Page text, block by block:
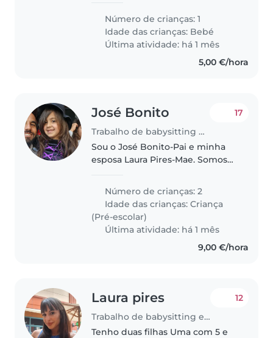
por turnos e os dias em que
trabalho à noite. Precisamos
muito de ajuda.
Número de crianças: 1
Idade das crianças: Bebé
Última atividade: há 1 mês
5,00 €/hora
José Bonito
Trabalho de babysitting em Funchal
17
Sou o José Bonito-Pai e minha
esposa Laura Pires-Mae. Somos
anos e a Ivana de 5 anos 2
meninas saudáveis muito
energéticas e felizez. Somos um
casal..
Número de crianças: 2
Idade das crianças:Criança
(Pré-escolar)
Última atividade: há 1 mês
9,00 €/hora
Laura pires
Trabalho de babysitting em Funchal
12
Tenho duas filhas Uma com 5 e